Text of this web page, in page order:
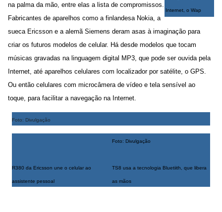
Internet, o Wap
na palma da mão, entre elas a lista de compromissos.
Fabricantes de aparelhos como a finlandesa Nokia, a
sueca Ericsson e a alemã Siemens deram asas à imaginação para
criar os futuros modelos de celular. Há desde modelos que tocam
músicas gravadas na linguagem digital MP3, que pode ser ouvida pela
Internet, até aparelhos celulares com localizador por satélite, o GPS.
Ou então celulares com microcâmera de vídeo e tela sensível ao
toque, para facilitar a navegação na Internet.
Foto: Divulgação
Foto: Divulgação
R380 da Ericsson une o celular ao
assistente pessoal
TS8 usa a tecnologia Bluetiith, que libera
as mãos